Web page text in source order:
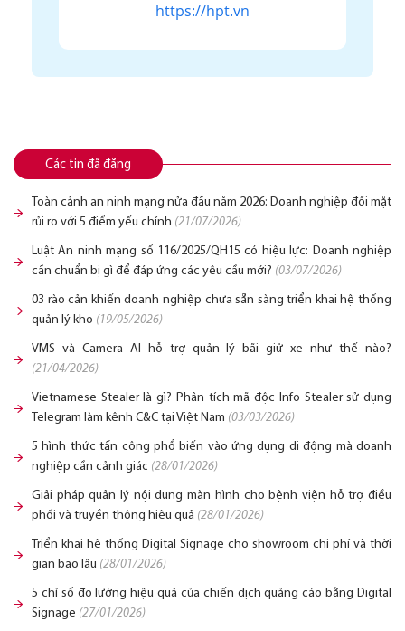
https://hpt.vn
Các tin đã đăng
Toàn cảnh an ninh mạng nửa đầu năm 2026: Doanh nghiệp đối mặt
rủi ro với 5 điểm yếu chính (21/07/2026)
Luật An ninh mạng số 116/2025/QH15 có hiệu lực: Doanh nghiệp
cần chuẩn bị gì để đáp ứng các yêu cầu mới? (03/07/2026)
03 rào cản khiến doanh nghiệp chưa sẵn sàng triển khai hệ thống
quản lý kho (19/05/2026)
VMS và Camera AI hỗ trợ quản lý bãi giữ xe như thế nào?
(21/04/2026)
Vietnamese Stealer là gì? Phân tích mã độc Info Stealer sử dụng
Telegram làm kênh C&C tại Việt Nam (03/03/2026)
5 hình thức tấn công phổ biến vào ứng dụng di động mà doanh
nghiệp cần cảnh giác (28/01/2026)
Giải pháp quản lý nội dung màn hình cho bệnh viện hỗ trợ điều
phối và truyền thông hiệu quả (28/01/2026)
Triển khai hệ thống Digital Signage cho showroom chi phí và thời
gian bao lâu (28/01/2026)
5 chỉ số đo lường hiệu quả của chiến dịch quảng cáo bằng Digital
Signage (27/01/2026)